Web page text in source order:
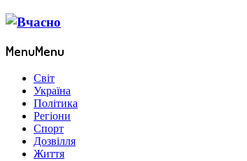
MenuMenu
Світ
Україна
Політика
Регіони
Спорт
Дозвілля
Життя